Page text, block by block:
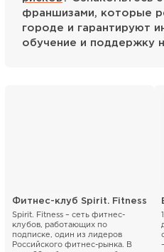
франшизами, которые
городе и гарантируют
обучение и поддержку
Фитнес-клуб Spirit. Fitness
Spirit. Fitness – сеть фитнес-
клубов, работающих по
подписке, один из лидеров
Российского фитнес-рынка. В